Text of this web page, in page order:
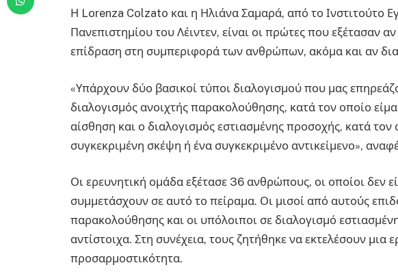
Η Lorenza Colzato και η Ηλιάνα Σαμαρά, από το Ινστιτούτο
Πανεπιστημίου του Λέιντεν, είναι οι πρώτες που εξέτασαν
επίδραση στη συμπεριφορά των ανθρώπων, ακόμα και αν
«Υπάρχουν δύο βασικοί τύποι διαλογισμού που μας
διαλογισμός ανοιχτής παρακολούθησης, κατά τον οποίο
αίσθηση και ο διαλογισμός εστιασμένης προσοχής, κατά τον
συγκεκριμένη σκέψη ή ένα συγκεκριμένο αντικείμενο»,
Οι ερευνητική ομάδα εξέτασε 36 ανθρώπους, οι οποίοι δεν
συμμετάσχουν σε αυτό το πείραμα. Οι μισοί από αυτούς
παρακολούθησης και οι υπόλοιποι σε διαλογισμό
αντίστοιχα. Στη συνέχεια, τους ζητήθηκε να εκτελέσουν μια
προσαρμοστικότητα.